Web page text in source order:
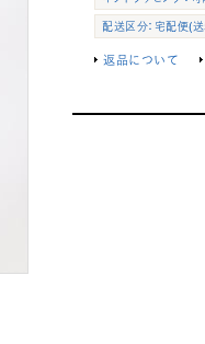
配送区分：宅配便(
返品について